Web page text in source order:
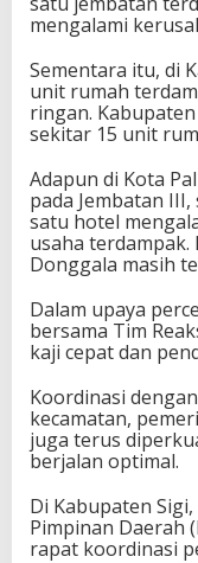
mengalami
Sementara itu, di
unit rumah
ringan.
sekitar 15 unit
Adapun di Kota
pada Jembatan
satu hotel
usaha terdampak.
Donggala masih
Dalam upaya
bersama Tim
kaji cepat dan
Koordinasi
kecamatan,
juga terus
berjalan optimal.
Di Kabupaten
Pimpinan Daerah
rapat koordinasi